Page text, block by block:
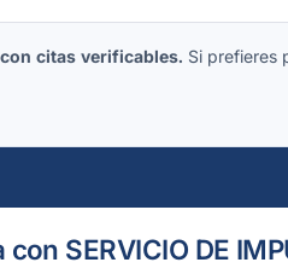
citas verificables. Si prefieres
SERVICIO DE